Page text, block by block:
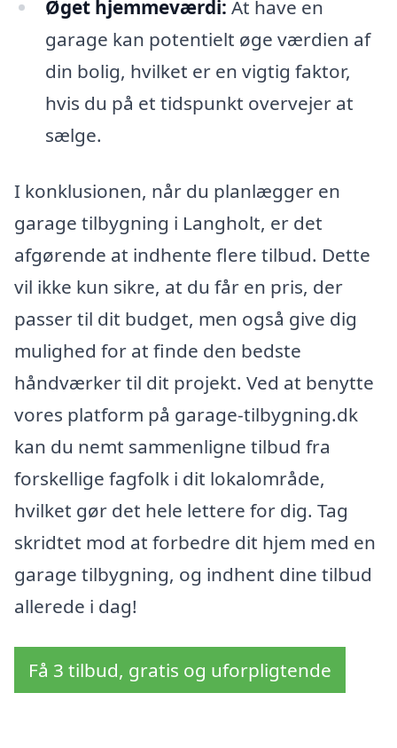
Øget hjemmeværdi: At have en
garage kan potentielt øge værdien af
din bolig, hvilket er en vigtig faktor,
hvis du på et tidspunkt overvejer at
sælge.
I konklusionen, når du planlægger en
garage tilbygning i Langholt, er det
afgørende at indhente flere tilbud. Dette
vil ikke kun sikre, at du får en pris, der
passer til dit budget, men også give dig
mulighed for at finde den bedste
håndværker til dit projekt. Ved at benytte
vores platform på garage-tilbygning.dk
kan du nemt sammenligne tilbud fra
forskellige fagfolk i dit lokalområde,
hvilket gør det hele lettere for dig. Tag
skridtet mod at forbedre dit hjem med en
garage tilbygning, og indhent dine tilbud
allerede i dag!
Få 3 tilbud, gratis og uforpligtende